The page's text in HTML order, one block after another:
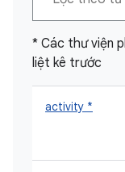
* Các thư viện
liệt kê trước
activity *